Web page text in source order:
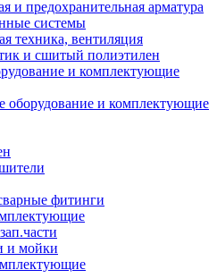
и предохранительная арматура
системы
техника, вентиляция
и сшитый полиэтилен
и комплектующие
оборудование и комплектующие
фитинги
и мойки